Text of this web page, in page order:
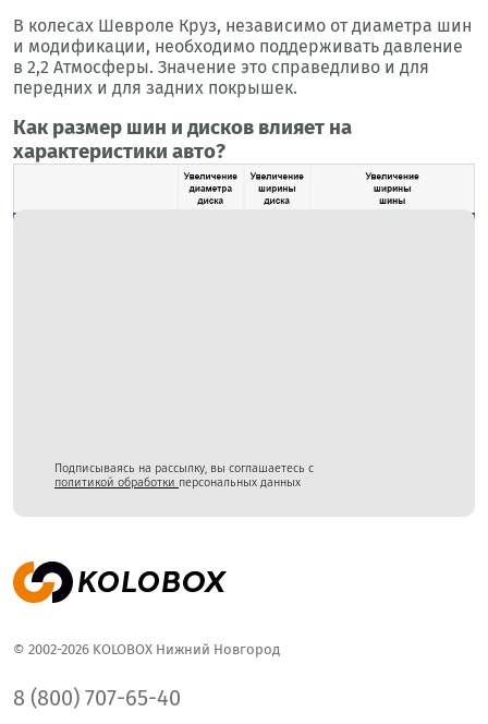
В колесах Шевроле Круз, независимо от диаметра шин
и модификации, необходимо поддерживать давление
в 2,2 Атмосферы. Значение это справедливо и для
передних и для задних покрышек.
Как размер шин и дисков влияет на
характеристики авто?
Подписываясь на рассылку, вы соглашаетесь с
политикой обработки персональных данных
© 2002-2026 KOLOBOX Нижний Новгород
8 (800) 707-65-40